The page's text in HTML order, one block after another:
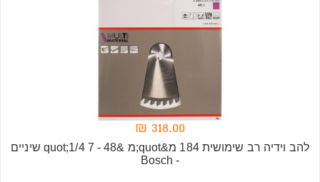
318.00 ₪
להב וידיה רב שימושית 184 מ&quot;מ &quot;1/4 7 - 48 שיניים
- Bosch